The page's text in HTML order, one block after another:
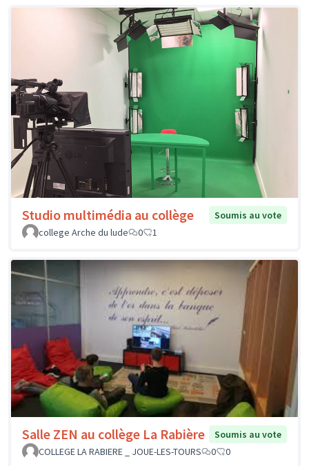
Studio multimédia au collège
Soumis au vote
college Arche du lude
0 1
Salle ZEN au collège La Rabière
Soumis au vote
COLLEGE LA RABIERE _ JOUE-LES-TOURS
0 0